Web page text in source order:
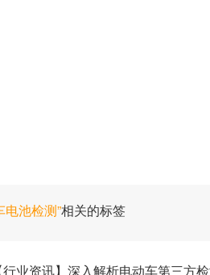
电池检测”相关的标签
行业资讯】深入解析电动车第三方